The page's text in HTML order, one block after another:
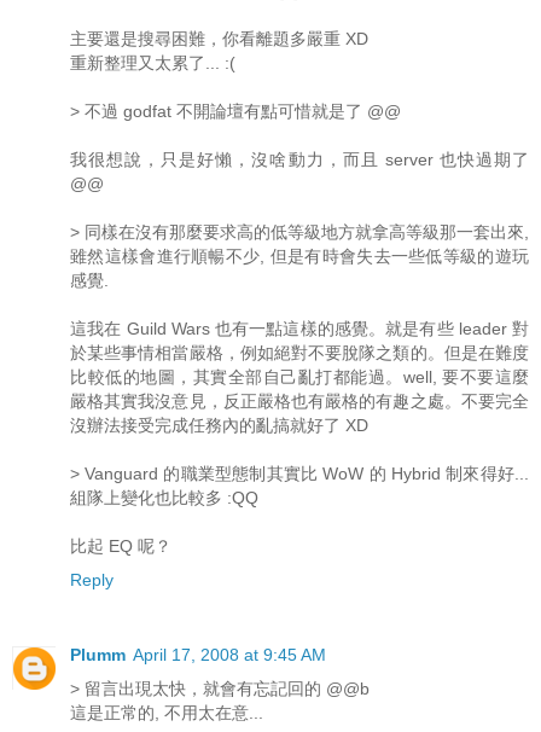
主要還是搜尋困難，你看離題多嚴重 XD
重新整理又太累了... :(
> 不過 godfat 不開論壇有點可惜就是了 @@
我很想說，只是好懶，沒啥動力，而且 server 也快過期了
@@
> 同樣在沒有那麼要求高的低等級地方就拿高等級那一套出來,
雖然這樣會進行順暢不少, 但是有時會失去一些低等級的遊玩
感覺.
這我在 Guild Wars 也有一點這樣的感覺。就是有些 leader 對
於某些事情相當嚴格，例如絕對不要脫隊之類的。但是在難度
比較低的地圖，其實全部自己亂打都能過。well, 要不要這麼
嚴格其實我沒意見，反正嚴格也有嚴格的有趣之處。不要完全
沒辦法接受完成任務內的亂搞就好了 XD
> Vanguard 的職業型態制其實比 WoW 的 Hybrid 制來得好...
組隊上變化也比較多 :QQ
比起 EQ 呢？
Reply
Plumm April 17, 2008 at 9:45 AM
> 留言出現太快，就會有忘記回的 @@b
這是正常的, 不用太在意...